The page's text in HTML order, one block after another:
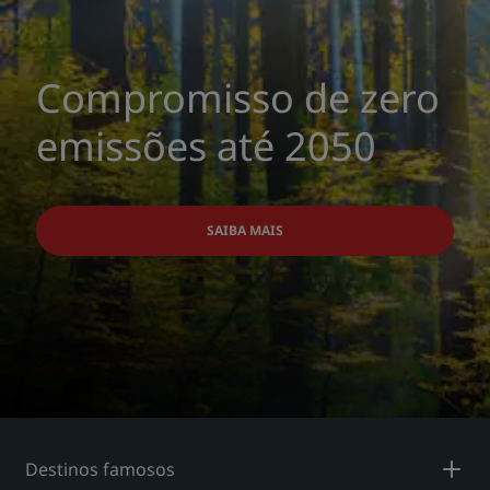
Compromisso de zero
emissões até 2050
SAIBA MAIS
Destinos famosos